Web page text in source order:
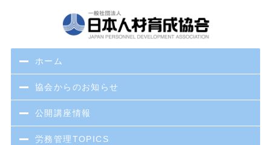
ホーム
協会からのお知らせ
公開講座情報
労務管理TOPICS